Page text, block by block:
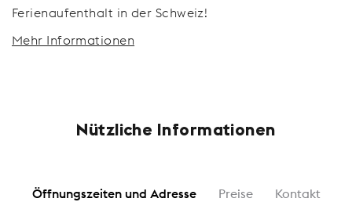
Ferienaufenthalt in der Schweiz!
Mehr Informationen
Nützliche Informationen
Öffnungszeiten und Adresse Preise Kontakt